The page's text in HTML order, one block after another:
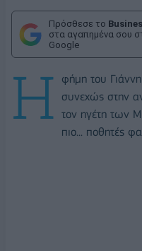
Πρόσθεσε το
στα αγαπημένα σου
Google
Η
φήμη του
συνεχώς στην
τον ηγέτη των
πιο... ποθητές